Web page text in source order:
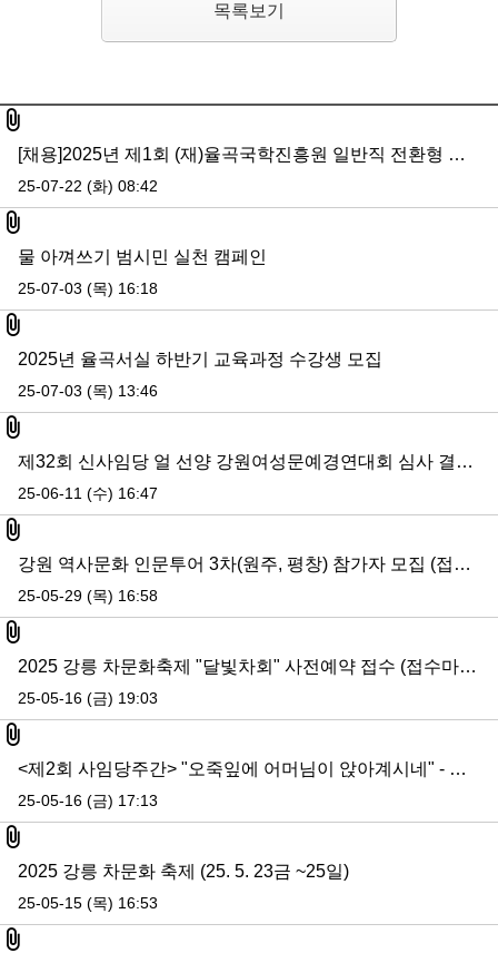
목록보기
첨부파일
[채용]2025년 제1회 (재)율곡국학진흥원 일반직 전환형 계약직 직원(연구직·일반직) 공개경력채용 공고
25-07-22 (화) 08:42
첨부파일
물 아껴쓰기 범시민 실천 캠페인
25-07-03 (목) 16:18
첨부파일
2025년 율곡서실 하반기 교육과정 수강생 모집
25-07-03 (목) 13:46
첨부파일
제32회 신사임당 얼 선양 강원여성문예경연대회 심사 결과 공지
25-06-11 (수) 16:47
첨부파일
강원 역사문화 인문투어 3차(원주, 평창) 참가자 모집 (접수마감)
25-05-29 (목) 16:58
첨부파일
2025 강릉 차문화축제 "달빛차회" 사전예약 접수 (접수마감)
25-05-16 (금) 19:03
첨부파일
<제2회 사임당주간> "오죽잎에 어머님이 앉아계시네" - 사임당의 시와 그림 렉쳐콘서트
25-05-16 (금) 17:13
첨부파일
2025 강릉 차문화 축제 (25. 5. 23금 ~25일)
25-05-15 (목) 16:53
첨부파일